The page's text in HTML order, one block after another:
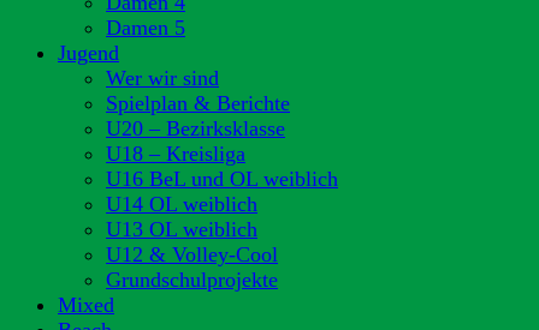
Damen 5
Jugend
Wer wir sind
Spielplan & Berichte
U20 – Bezirksklasse
U18 – Kreisliga
U16 BeL und OL weiblich
U14 OL weiblich
U13 OL weiblich
U12 & Volley-Cool
Grundschulprojekte
Mixed